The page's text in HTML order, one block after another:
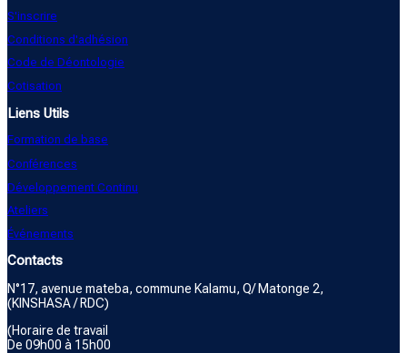
S'inscrire
Conditions d'adhésion
Code de Déontologie
Cotisation
Liens Utils
Formation de base
Conférences
Développement Continu
Ateliers
Événements
Contacts
N°17, avenue mateba, commune Kalamu, Q/ Matonge 2,
(KINSHASA / RDC)
(Horaire de travail
De 09h00 à 15h00